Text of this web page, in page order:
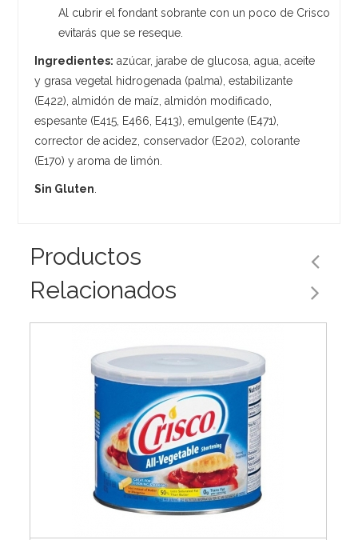
Al cubrir el fondant sobrante con un poco de Crisco
evitarás que se reseque.
Ingredientes: azúcar, jarabe de glucosa, agua, aceite
y grasa vegetal hidrogenada (palma), estabilizante
(E422), almidón de maíz, almidón modificado,
espesante (E415, E466, E413), emulgente (E471),
corrector de acidez, conservador (E202), colorante
(E170) y aroma de limón.
Sin Gluten
Productos
Relacionados